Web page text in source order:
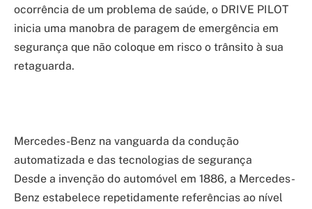
ocorrência de um problema de saúde, o DRIVE PILOT
inicia uma manobra de paragem de emergência em
segurança que não coloque em risco o trânsito à sua
retaguarda.
Mercedes-Benz na vanguarda da condução
automatizada e das tecnologias de segurança
Desde a invenção do automóvel em 1886, a Mercedes-
Benz estabelece repetidamente referências ao nível